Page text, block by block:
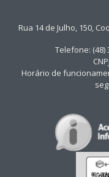
Rua 14 de Julho, 150,
Telefone: (48)
Horário de